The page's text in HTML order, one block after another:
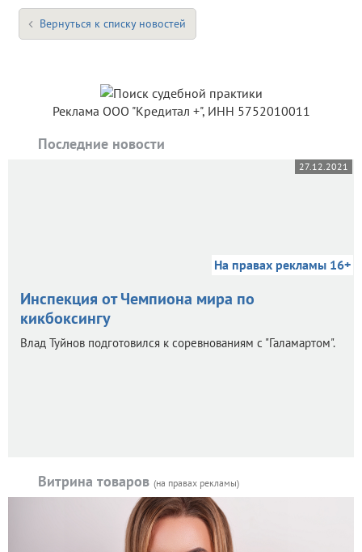
Вернуться к списку новостей
Реклама ООО "Кредитал +", ИНН 5752010011
Последние новости
27.12.2021
На правах рекламы 16+
Инспекция от Чемпиона мира по
кикбоксингу
Влад Туйнов подготовился к соревнованиям с "Галамартом".
Витрина товаров (на правах рекламы)